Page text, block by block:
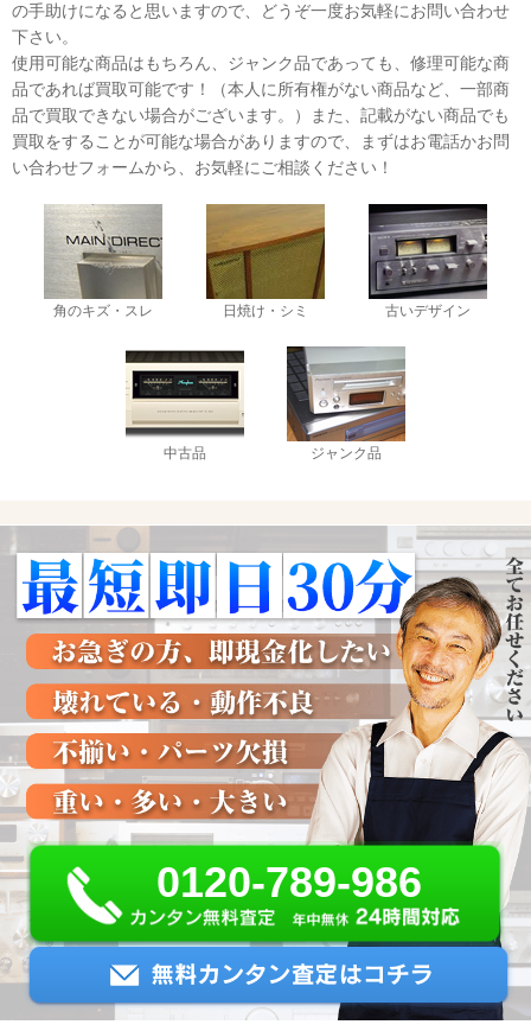
の手助けになると思いますので、どうぞ一度お気軽にお問い合わせ
下さい。
使用可能な商品はもちろん、ジャンク品であっても、修理可能な商
品であれば買取可能です！（本人に所有権がない商品など、一部商
品で買取できない場合がございます。）また、記載がない商品でも
買取をすることが可能な場合がありますので、まずはお電話かお問
い合わせフォームから、お気軽にご相談ください！
角のキズ・スレ 日焼け・シミ 古いデザイン
中古品 ジャンク品
0120-789-986